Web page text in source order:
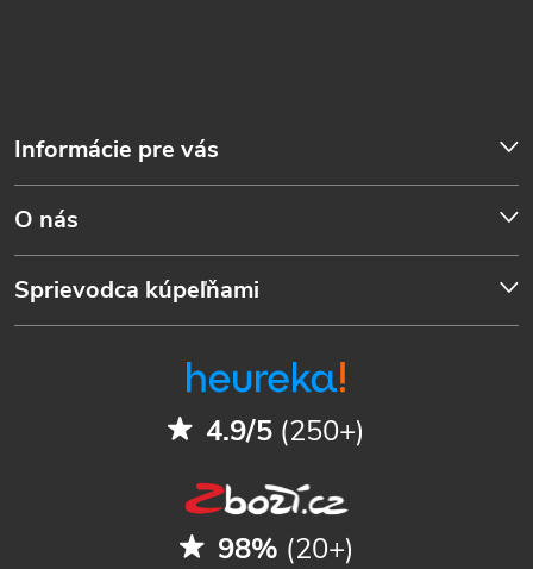
Informácie pre vás
O nás
Sprievodca kúpeľňami
4.9/5 (250+)
98% (20+)